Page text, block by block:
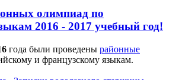
олимпиад по
2016 - 2017 учебный год!
года были проведены районные
и французскому языкам.